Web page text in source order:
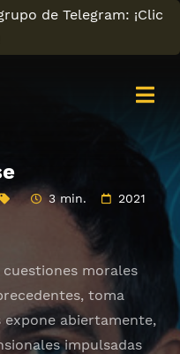
de Telegram: ¡Clic
3 min. 2021
morales
toma
abiertamente,
impulsadas